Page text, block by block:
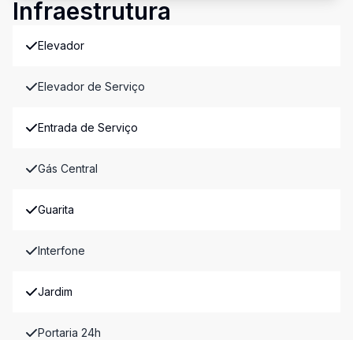
Infraestrutura
Elevador
Elevador de Serviço
Entrada de Serviço
Gás Central
Guarita
Interfone
Jardim
Portaria 24h